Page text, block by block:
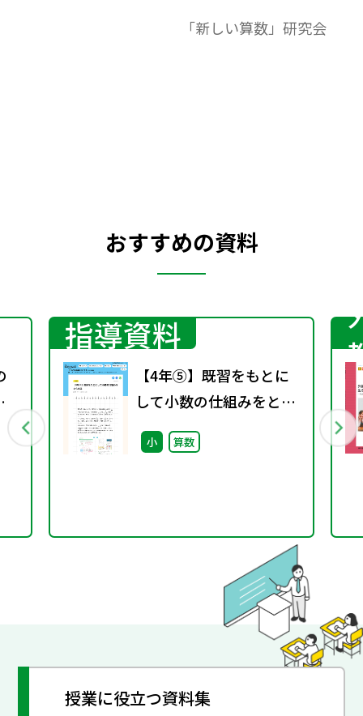
「新しい算数」研究会
おすすめの資料
指導資料
【4年⑤】既習をもとに
して小数の仕組みをとら
える
小 算数
授業に役立つ資料集